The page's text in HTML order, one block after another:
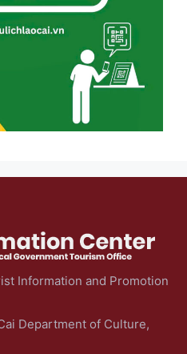
Information and Promotion
Department of Culture,